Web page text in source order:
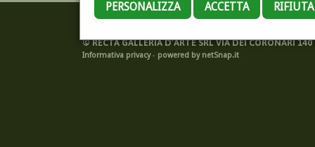
PERSONALIZZA ACCETTA
©RECTA GALLERIA D'ARTE SRL VIA DEI CORONARI
Informativa privacy- powered by netSnap.it